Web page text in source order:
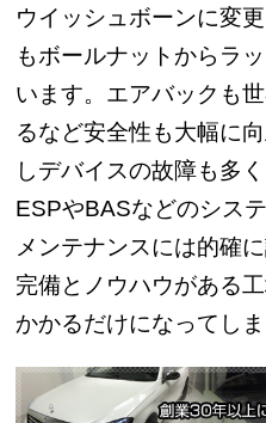
ウイッシュボーンに変
もボールナットからラ
います。エアバックも
るなど安全性も大幅に
しデバイスの故障も多
ESPやBASなどのシス
メンテナンスには的確
完備とノウハウがある
かかるだけになってしま